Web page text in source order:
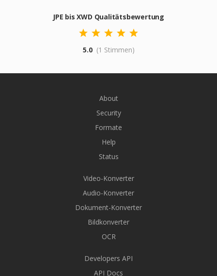
JPE bis XWD Qualitätsbewertung
5.0 (1 Stimmen)
About
Security
Formate
Help
Status
Video-Konverter
Audio-Konverter
Dokument-Konverter
Bildkonverter
OCR
Developers API
API Docs